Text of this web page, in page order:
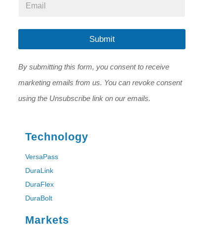
l
*
i
*
Submit
By submitting this form, you consent to receive
marketing emails from us. You can revoke consent
using the Unsubscribe link on our emails.
Technology
VersaPass
DuraLink
DuraFlex
DuraBolt
Markets